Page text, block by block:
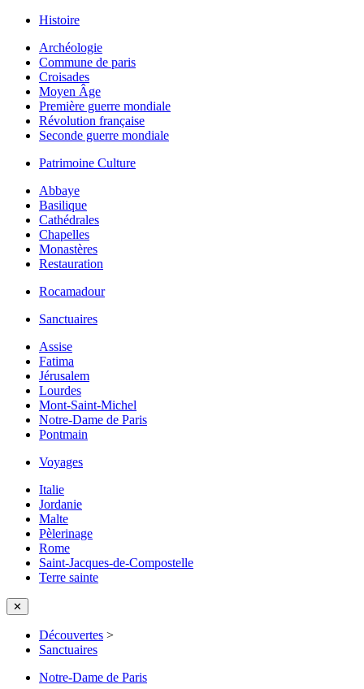
Histoire
Archéologie
Commune de paris
Croisades
Moyen Âge
Première guerre mondiale
Révolution française
Seconde guerre mondiale
Patrimoine Culture
Abbaye
Basilique
Cathédrales
Chapelles
Monastères
Restauration
Rocamadour
Sanctuaires
Assise
Fatima
Jérusalem
Lourdes
Mont-Saint-Michel
Notre-Dame de Paris
Pontmain
Voyages
Italie
Jordanie
Malte
Pèlerinage
Rome
Saint-Jacques-de-Compostelle
Terre sainte
✕
Découvertes >
Sanctuaires
Notre-Dame de Paris